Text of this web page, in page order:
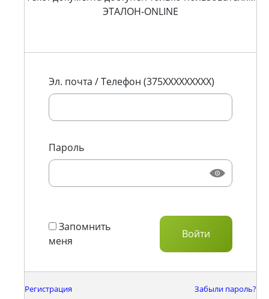
ЭТАЛОН-ONLINE
Эл. почта / Телефон (375XXXXXXXXX)
Пароль
Запомнить
меня
Регистрация Забыли пароль?